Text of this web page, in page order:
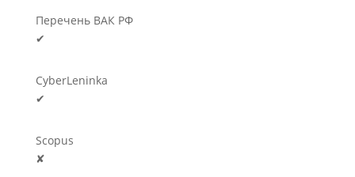
Перечень ВАК РФ
✔
CyberLeninka
✔
Scopus
✘